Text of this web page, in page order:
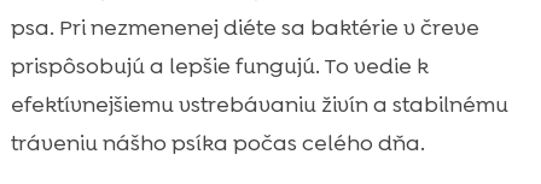
psa. Pri nezmenenej diéte sa baktérie v čreve
prispôsobujú a lepšie fungujú. To vedie k
efektívnejšiemu vstrebávaniu živín a stabilnému
tráveniu nášho psíka počas celého dňa.